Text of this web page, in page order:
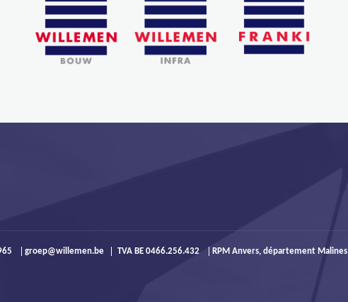
groep@willemen.be TVA BE 0466.256.432 RPM Anvers, département Malines